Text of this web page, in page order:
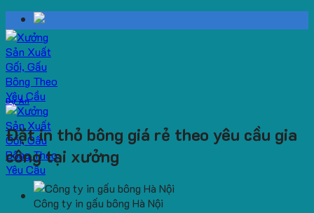
Skip
to
content
Dự Án
Đặt in thỏ bông giá rẻ theo yêu cầu gia
công tại xưởng
Công ty in gấu bông Hà Nội